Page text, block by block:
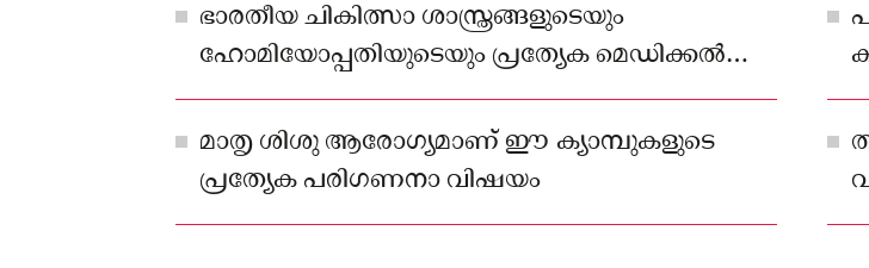
ഭാരതീയ ചികിത്സാ ശാസ്ത്രങ്ങളുടെയും
ഹോമിയോപ്പതിയുടെയും പ്രത്യേക മെഡിക്കല്‍
ക്യാമ്പുകളാണ് സംഘടിപ്പിക്കുക
മാതൃ ശിശു ആരോഗ്യമാണ് ഈ ക്യാമ്പുകളുടെ
പ്രത്യേക പരിഗണനാ വിഷയം